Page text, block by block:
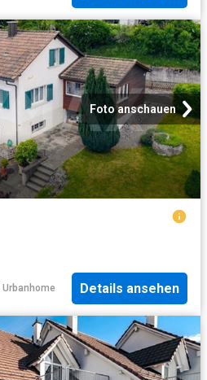
Foto anschauen
Urbanhome Details ansehen